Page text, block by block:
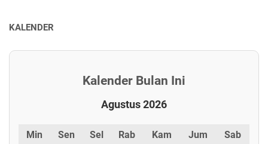
KALENDER
Kalender Bulan Ini
Agustus 2026
Min Sen Sel Rab Kam Jum Sab